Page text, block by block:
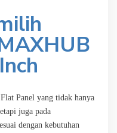
Panel yang tidak hanya
juga pada
dengan kebutuhan